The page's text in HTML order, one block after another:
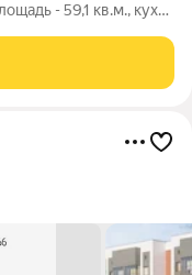
- 59,1 кв.м., кухня
не угловая, две